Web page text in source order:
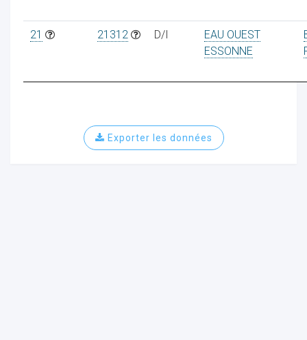
21 21312 D/I
EAU OUEST
ESSONNE
Exporter les données